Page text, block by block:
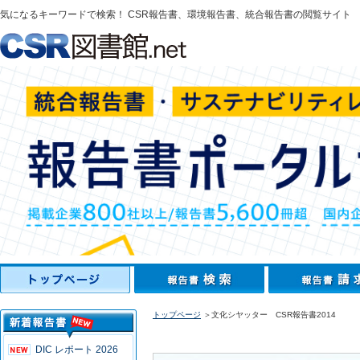
気になるキーワードで検索！ CSR報告書、環境報告書、統合報告書の閲覧サイト
DIC レポート 2026
トップページ ＞文化シヤッター CSR報告書2014